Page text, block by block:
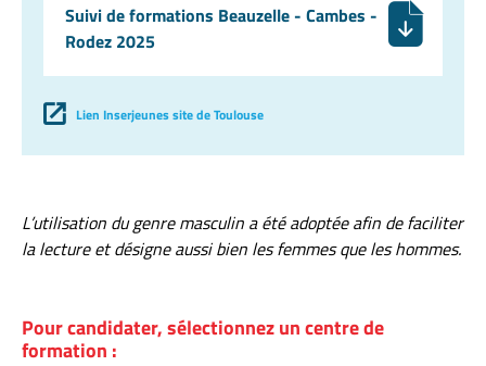
Suivi de formations Beauzelle - Cambes -
Rodez 2025
Lien Inserjeunes site de Toulouse
L’utilisation du genre masculin a été adoptée afin de faciliter
la lecture et désigne aussi bien les femmes que les hommes.
Pour candidater, sélectionnez un centre de
formation :